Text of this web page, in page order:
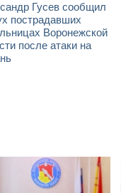
Гусев сообщил
пострадавших
Воронежской
после атаки на